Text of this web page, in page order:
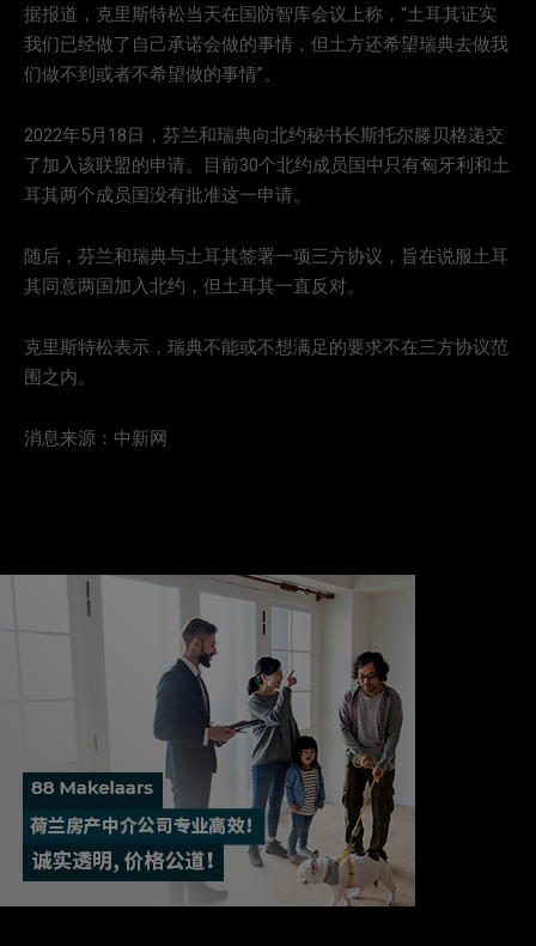
据报道，克里斯特松当天在国防智库会议上称，“土耳其证实
我们已经做了自己承诺会做的事情，但土方还希望瑞典去做我
们做不到或者不希望做的事情”。
2022年5月18日，芬兰和瑞典向北约秘书长斯托尔滕贝格递交
了加入该联盟的申请。目前30个北约成员国中只有匈牙利和土
耳其两个成员国没有批准这一申请。
随后，芬兰和瑞典与土耳其签署一项三方协议，旨在说服土耳
其同意两国加入北约，但土耳其一直反对。
克里斯特松表示，瑞典不能或不想满足的要求不在三方协议范
围之内。
消息来源：中新网